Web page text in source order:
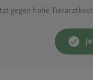
gegen hohe